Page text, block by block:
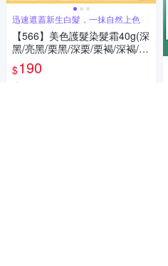
迅速遮蓋新生白髮，一抹自然上色
【566】美色護髮染髮霜40g(深
黑/亮黑/栗黑/深栗/栗褐/深褐/酒
紅/金棕栗 8款任選)
$190